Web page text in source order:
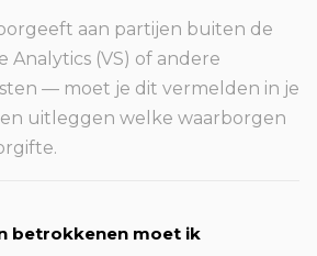
aan partijen buiten de
Analytics (VS) of andere
— moet je dit vermelden in je
uitleggen welke waarborgen
betrokkenen moet ik